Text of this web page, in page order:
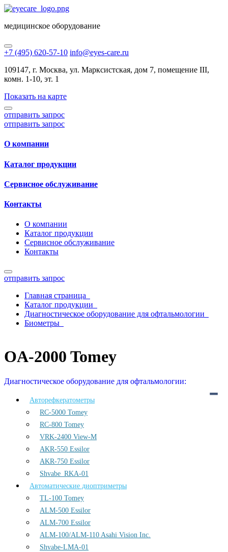
медицинское оборудование
+7 (495) 620-57-10 info@eyes-care.ru
109147, г. Москва, ул. Марксистская, дом 7, помещение III,
комн. 1-10, эт. 1
Показать на карте
отправить запрос
отправить запрос
О компании
Каталог продукции
Сервисное обслуживание
Контакты
О компании
Каталог продукции
Сервисное обслуживание
Контакты
отправить запрос
Главная страница
Каталог продукции
Диагностическое оборудование для офтальмологии
Биометры
OA-2000 Tomey
Диагностическое оборудование для офтальмологии:
Авторефкератометры
RC-5000 Tomey
RC-800 Tomey
VRK-2400 View-M
AKR-550 Essilor
AKR-750 Essilor
Shvabe_RKA-01
Автоматические диоптриметры
TL-100 Tomey
ALM-500 Essilor
ALM-700 Essilor
ALM-100/ALM-110 Asahi Vision Inc.
Shvabe-LMA-01